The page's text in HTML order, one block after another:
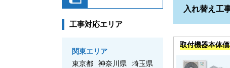
入れ替え工
取付機器本体
工事対応エリア
関東エリア
東京都
神奈川県
埼玉県